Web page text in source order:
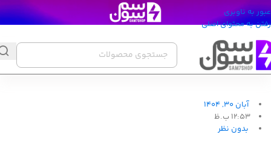
عبور به ناوبری
رفتن به محتوای اصلی
آبان 30, 1404
12:53 ب.ظ
بدون نظر